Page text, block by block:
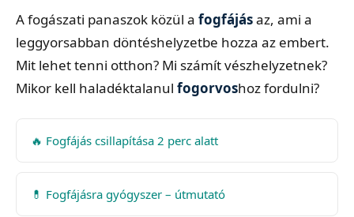
A fogászati panaszok közül a fogfájásaz, ami a
leggyorsabban döntéshelyzetbe hozza az embert.
Mit lehet tenni otthon? Mi számít vészhelyzetnek?
Mikor kell haladéktalanul fogorvoshoz fordulni?
🔥 Fogfájás csillapítása 2 perc alatt
💊 Fogfájásra gyógyszer – útmutató